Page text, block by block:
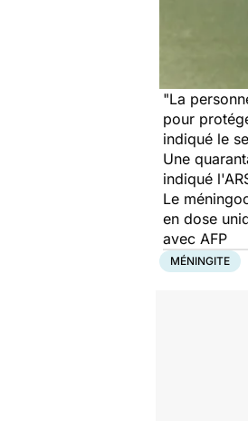
"La
pour
indiqué le
Une
indiqué
Le
en dose
avec AFP
MÉNINGITE